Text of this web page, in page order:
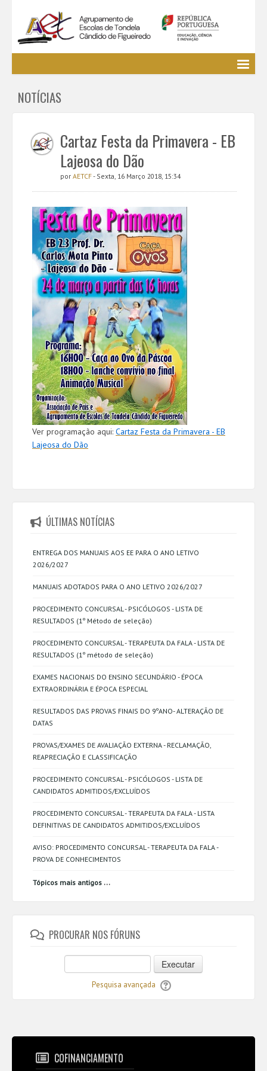
EE / Alunos
Cursos Profissionais
Bibliotecas
Media AETCF
Legislação
Utilizador não identificado. ( Entrar)
NOTÍCIAS
Cartaz Festa da Primavera - EB
Lajeosa do Dão
por AETCF- Sexta, 16 Março 2018, 15:34
Ver programação aqui: Cartaz Festa da Primavera - EB
Lajeosa do Dão
ÚLTIMAS NOTÍCIAS
ENTREGA DOS MANUAIS AOS EE PARA O ANO LETIVO
2026/2027
MANUAIS ADOTADOS PARA O ANO LETIVO 2026/2027
PROCEDIMENTO CONCURSAL - PSICÓLOGOS - LISTA DE
RESULTADOS (1º Método de seleção)
PROCEDIMENTO CONCURSAL - TERAPEUTA DA FALA - LISTA DE
RESULTADOS (1º método de seleção)
EXAMES NACIONAIS DO ENSINO SECUNDÁRIO - ÉPOCA
EXTRAORDINÁRIA E ÉPOCA ESPECIAL
RESULTADOS DAS PROVAS FINAIS DO 9ºANO- ALTERAÇÃO DE
DATAS
PROVAS/EXAMES DE AVALIAÇÃO EXTERNA - RECLAMAÇÃO,
REAPRECIAÇÃO E CLASSIFICAÇÃO
PROCEDIMENTO CONCURSAL - PSICÓLOGOS - LISTA DE
CANDIDATOS ADMITIDOS/EXCLUÍDOS
PROCEDIMENTO CONCURSAL - TERAPEUTA DA FALA - LISTA
DEFINITIVAS DE CANDIDATOS ADMITIDOS/EXCLUÍDOS
AVISO: PROCEDIMENTO CONCURSAL - TERAPEUTA DA FALA -
PROVA DE CONHECIMENTOS
Tópicos mais antigos ...
PROCURAR NOS FÓRUNS
Executar
Pesquisa avançada
COFINANCIAMENTO